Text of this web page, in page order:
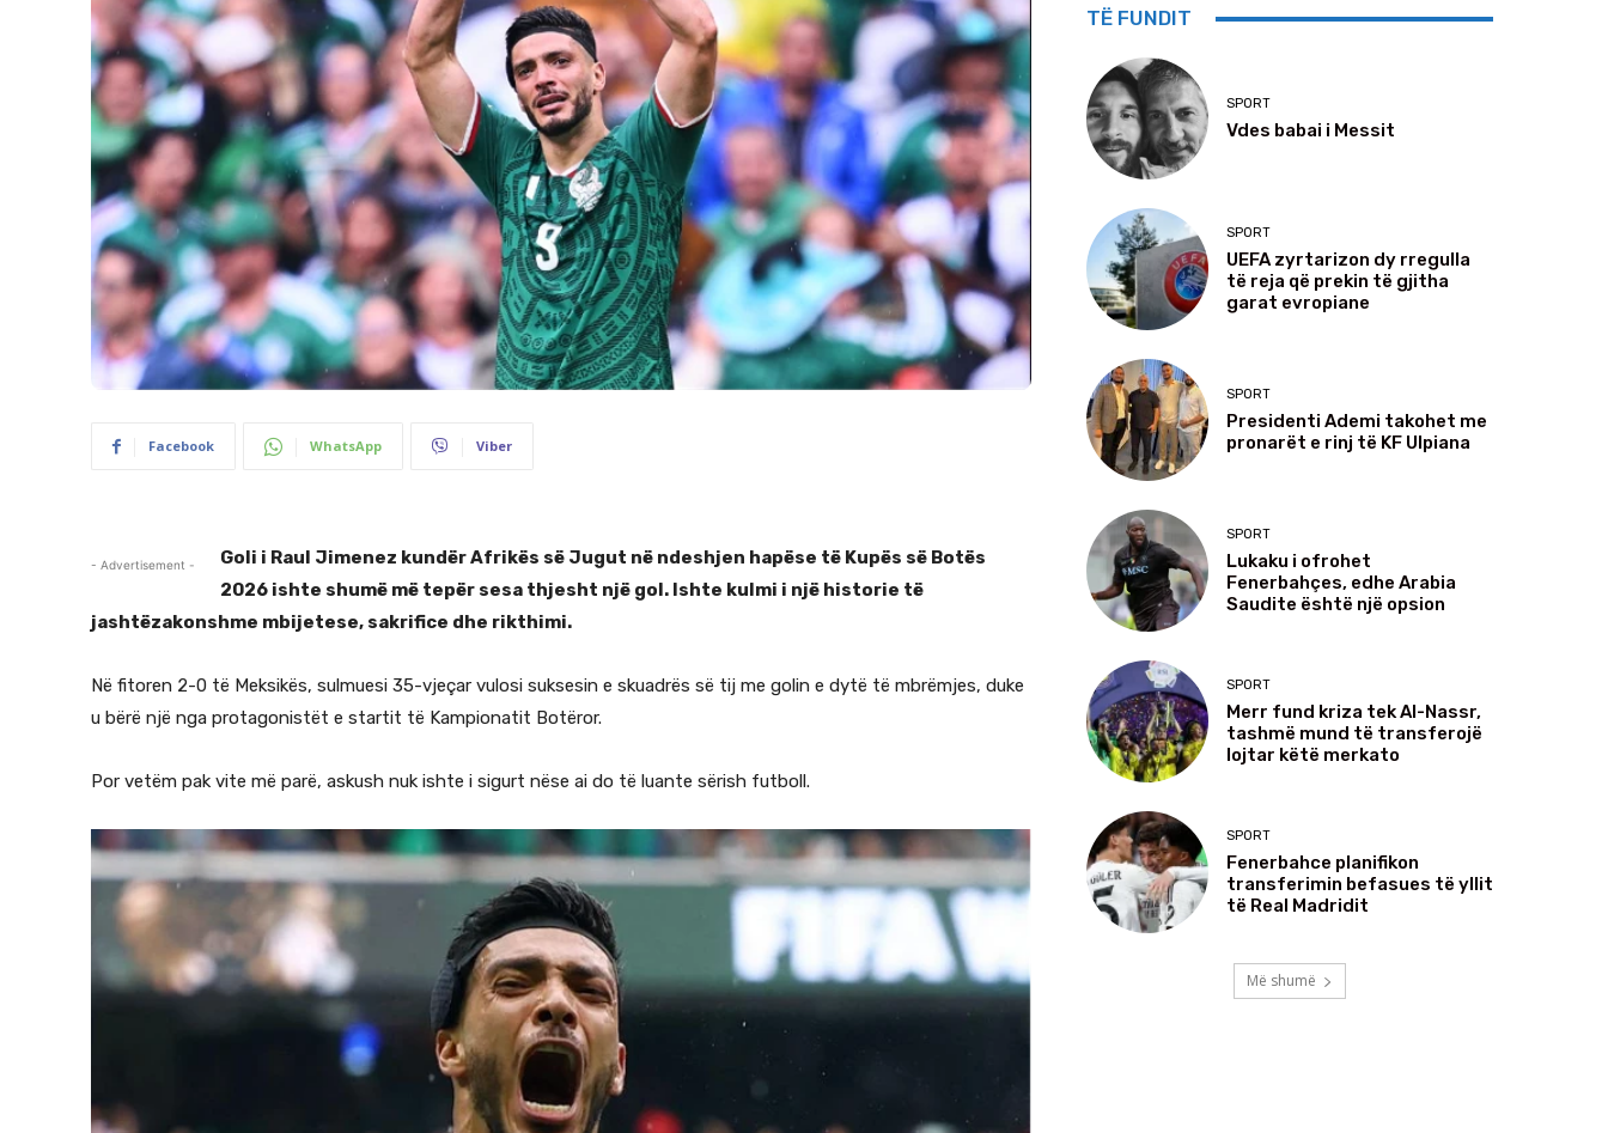
Facebook WhatsApp Viber
- Advertisement -
Goli i Raul Jimenez kundër Afrikës së Jugut në ndeshjen hapëse të Kupës së Botës
2026 ishte shumë më tepër sesa thjesht një gol. Ishte kulmi i një historie të
jashtëzakonshme mbijetese, sakrifice dhe rikthimi.
Në fitoren 2-0 të Meksikës, sulmuesi 35-vjeçar vulosi suksesin e skuadrës së tij me golin e dytë të mbrëmjes, duke
u bërë një nga protagonistët e startit të Kampionatit Botëror.
Por vetëm pak vite më parë, askush nuk ishte i sigurt nëse ai do të luante sërish futboll.
TË FUNDIT
SPORT
Vdes babai i Messit
SPORT
UEFA zyrtarizon dy rregulla
të reja që prekin të gjitha
garat evropiane
SPORT
Presidenti Ademi takohet me
pronarët e rinj të KF Ulpiana
SPORT
Lukaku i ofrohet
Fenerbahçes, edhe Arabia
Saudite është një opsion
SPORT
Merr fund kriza tek Al-Nassr,
tashmë mund të transferojë
lojtar këtë merkato
SPORT
Fenerbahce planifikon
transferimin befasues të yllit
të Real Madridit
Më shumë